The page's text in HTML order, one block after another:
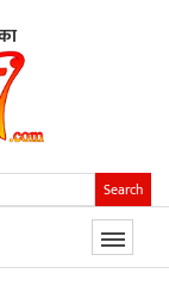
Search